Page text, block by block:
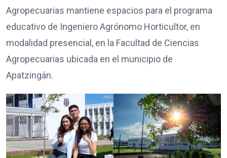
Agropecuarias mantiene espacios para el programa
educativo de Ingeniero Agrónomo Horticultor, en
modalidad presencial, en la Facultad de Ciencias
Agropecuarias ubicada en el municipio de
Apatzingán.